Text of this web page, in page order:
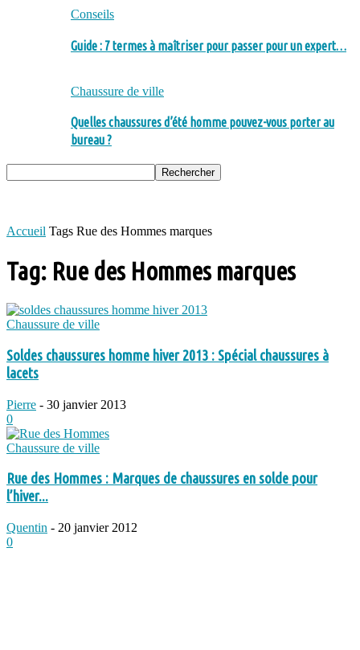
Conseils
Guide : 7 termes à maîtriser pour passer pour un expert…
Chaussure de ville
Quelles chaussures d’été homme pouvez-vous porter au
bureau ?
Accueil Tags Rue des Hommes marques
Tag: Rue des Hommes marques
Chaussure de ville
Soldes chaussures homme hiver 2013 : Spécial chaussures à
lacets
Pierre - 30 janvier 2013
0
Chaussure de ville
Rue des Hommes : Marques de chaussures en solde pour
l’hiver...
Quentin - 20 janvier 2012
0